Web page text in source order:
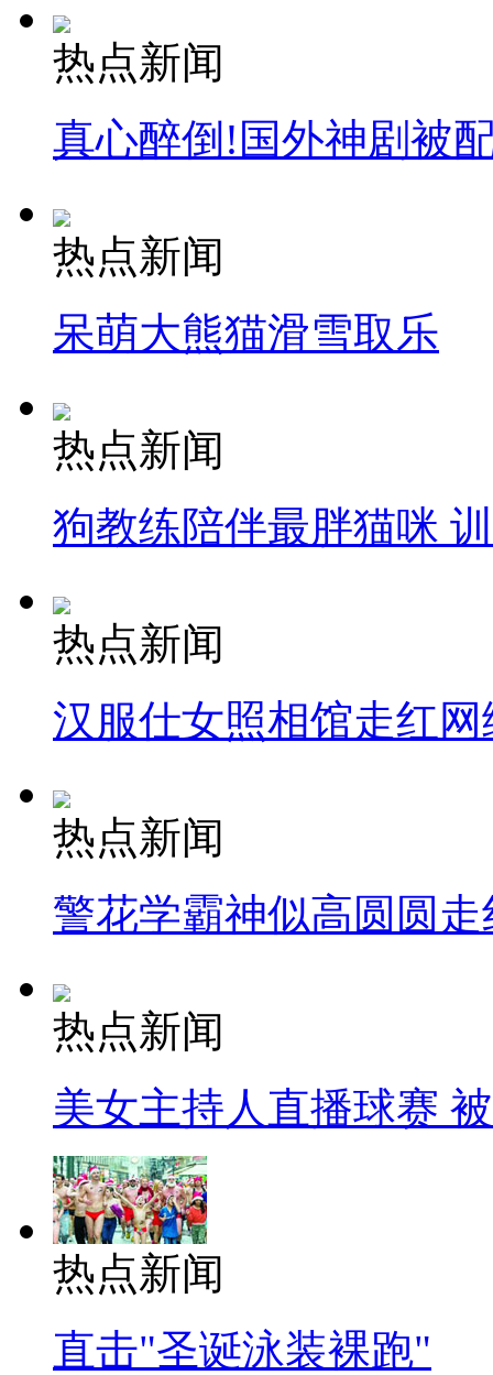
热点新闻
真心醉倒!国外神剧被
热点新闻
呆萌大熊猫滑雪取乐
热点新闻
狗教练陪伴最胖猫咪
热点新闻
汉服仕女照相馆走红网
热点新闻
警花学霸神似高圆圆走
热点新闻
美女主持人直播球赛
热点新闻
直击"圣诞泳装裸跑"